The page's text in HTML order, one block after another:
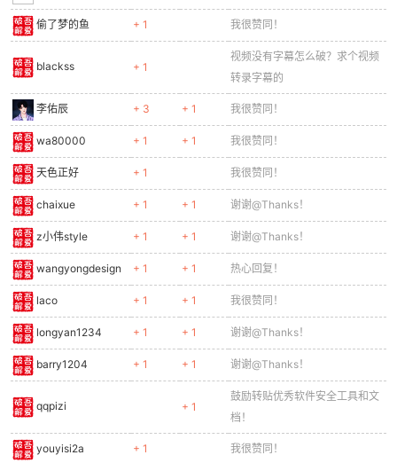
偷了梦的鱼 + 1 我很赞同！
blackss + 1
视频没有字幕怎么破？求个视频
转录字幕的
李佑辰 + 3 + 1 我很赞同！
wa80000 + 1 + 1 我很赞同！
天色正好 + 1 我很赞同！
chaixue + 1 + 1 谢谢@Thanks！
z小伟style + 1 + 1 谢谢@Thanks！
wangyongdesign + 1 + 1 热心回复！
laco + 1 + 1 我很赞同！
longyan1234 + 1 + 1 谢谢@Thanks！
barry1204 + 1 + 1 谢谢@Thanks！
qqpizi + 1
鼓励转贴优秀软件安全工具和文
档！
youyisi2a + 1 我很赞同！